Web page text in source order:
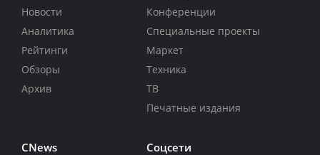
Новости
Аналитика
Рейтинги
Обзоры
Архив
Конференции
Специальные проекты
Маркет
Техника
ТВ
Печатные издания
CNews Соцсети